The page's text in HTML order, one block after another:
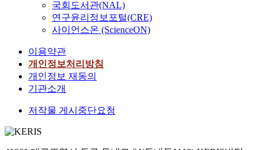
국회도서관(NAL)
연구윤리정보포털(CRE)
사이언스온 (ScienceON)
이용약관
개인정보처리방침
개인정보 재동의
기관소개
저작물 게시중단요청